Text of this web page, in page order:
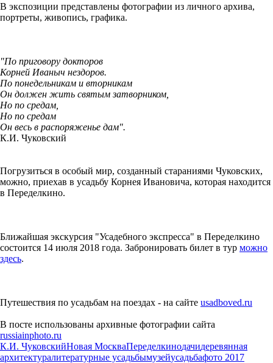
В экспозиции представлены фотографии из личного архива,
портреты, живопись, графика.
"По приговору докторов
Корней Иваныч нездоров.
По понедельникам и вторникам
Он должен жить святым затворником,
Но по средам,
Но по средам
Он весь в распоряженье дам".
К.И. Чуковский
Погрузиться в особый мир, созданный стараниями Чуковских,
можно, приехав в усадьбу Корнея Ивановича, которая находится
в Переделкино.
Ближайшая экскурсия "Усадебного экспресса" в Переделкино
состоится 14 июля 2018 года. Забронировать билет в тур можно
здесь.
Путешествия по усадьбам на поездах - на сайте usadboved.ru
В посте использованы архивные фотографии сайта
russiainphoto.ru
К.И. ЧуковскийНовая МоскваПеределкинодачидеревянная
архитектуралитературные усадьбымузейусадьбафото 2017